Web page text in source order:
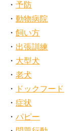
予防
動物病院
飼い方
出張訓練
大型犬
老犬
ドックフード
症状
パピー